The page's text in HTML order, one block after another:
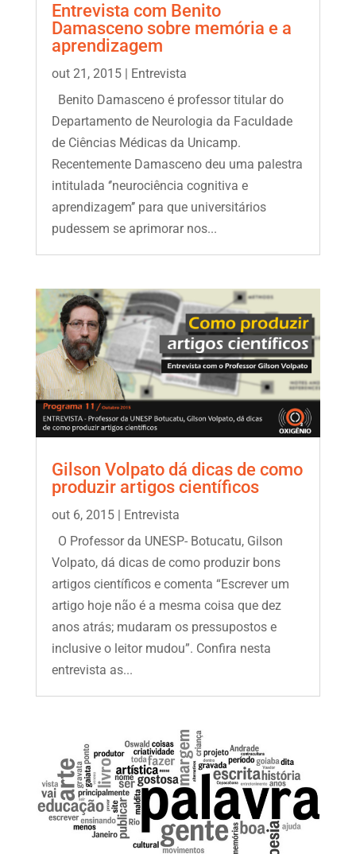
Entrevista com Benito
Damasceno sobre memória e a
aprendizagem
out 21, 2015|
Entrevista
Benito Damasceno é professor titular do
Departamento de Neurologia da Faculdade
de Ciências Médicas da Unicamp.
Recentemente Damasceno deu uma palestra
intitulada ‘’neurociência cognitiva e
aprendizagem’’ para que universitários
pudessem se aprimorar nos...
Gilson Volpato dá dicas de como
produzir artigos científicos
out 6, 2015|
Entrevista
O Professor da UNESP- Botucatu, Gilson
Volpato, dá dicas de como produzir bons
artigos científicos e comenta “Escrever um
artigo hoje não é a mesma coisa que dez
anos atrás; mudaram os pressupostos e
inclusive o leitor mudou”. Confira nesta
entrevista as...